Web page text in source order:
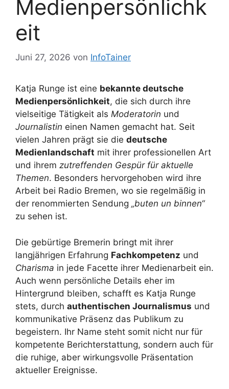
Medienpersönlichk
eit
Juni 27, 2026 von InfoTainer
Katja Runge ist eine bekannte deutsche
Medienpersönlichkeit, die sich durch ihre
vielseitige Tätigkeit als Moderatorin und
Journalistin einen Namen gemacht hat. Seit
vielen Jahren prägt sie die deutsche
Medienlandschaft mit ihrer professionellen Art
und ihrem zutreffenden Gespür für aktuelle
Themen. Besonders hervorgehoben wird ihre
Arbeit bei Radio Bremen, wo sie regelmäßig in
der renommierten Sendung „buten un binnen“
zu sehen ist.
Die gebürtige Bremerin bringt mit ihrer
langjährigen Erfahrung Fachkompetenz und
Charisma in jede Facette ihrer Medienarbeit ein.
Auch wenn persönliche Details eher im
Hintergrund bleiben, schafft es Katja Runge
stets, durch authentischen Journalismus und
kommunikative Präsenz das Publikum zu
begeistern. Ihr Name steht somit nicht nur für
kompetente Berichterstattung, sondern auch für
die ruhige, aber wirkungsvolle Präsentation
aktueller Ereignisse.